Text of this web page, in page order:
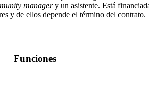
managery un asistente. Está
y de ellos depende el término del contrato.
Funciones